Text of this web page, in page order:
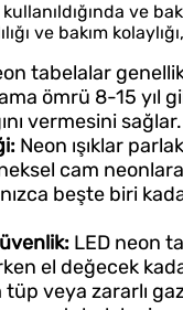
ve
ve bakım
tabelalar
ömrü 8-15 yıl
vermesini sağlar.
Neon ışıklar
cam
beşte biri
LED neon
el değecek
veya zararlı